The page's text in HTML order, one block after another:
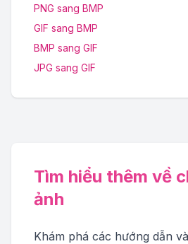
PNG sang BMP
GIF sang BMP
BMP sang GIF
JPG sang GIF
Tìm hiểu thêm về
ảnh
Khám phá các hướng dẫn